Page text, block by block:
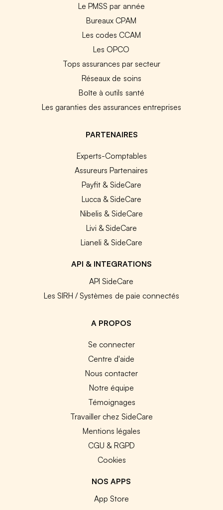
Le PMSS par année
Bureaux CPAM
Les codes CCAM
Les OPCO
Tops assurances par secteur
Réseaux de soins
Boîte à outils santé
Les garanties des assurances entreprises
PARTENAIRES
Experts-Comptables
Assureurs Partenaires
Payfit & SideCare
Lucca & SideCare
Nibelis & SideCare
Livi & SideCare
Lianeli & SideCare
API & INTEGRATIONS
API SideCare
Les SIRH / Systèmes de paie connectés
A PROPOS
Se connecter
Centre d'aide
Nous contacter
Notre équipe
Témoignages
Travailler chez SideCare
Mentions légales
CGU & RGPD
Cookies
NOS APPS
App Store